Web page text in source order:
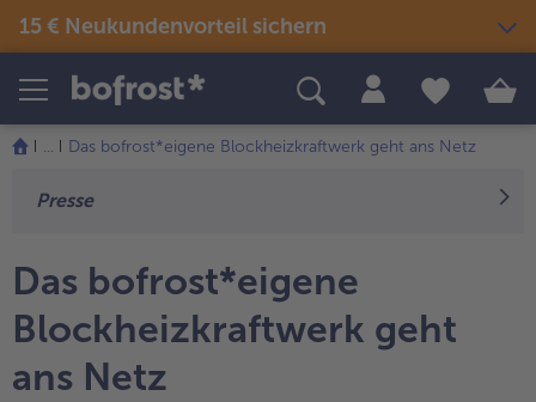
Produkte
Fisch & Meeresfrüchte
alle Fisch & Meeresfrüchte
Themenwelten
Neuheiten
alle Neuheiten
Rezepte
alle Klassiker neu entdeckt
Festliches
alle Festliches
Für Kinder
alle Für Kinder
Süßes & Desserts
15 € Neukundenvorteil sichern
... Das bofrost*eigene Blockheizkraftwerk geht ans Netz
Presse
Das bofrost*eigene
Blockheizkraftwerk geht
ans Netz